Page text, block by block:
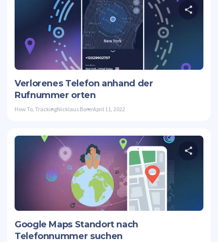
Verlorenes Telefon anhand der
Rufnummer orten
How To TrackingNicklaus BorerApril 11, 2022
Google Maps Standort nach
Telefonnummer suchen